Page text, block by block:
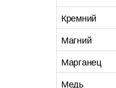
Кремний
Магний
Марганец
Медь